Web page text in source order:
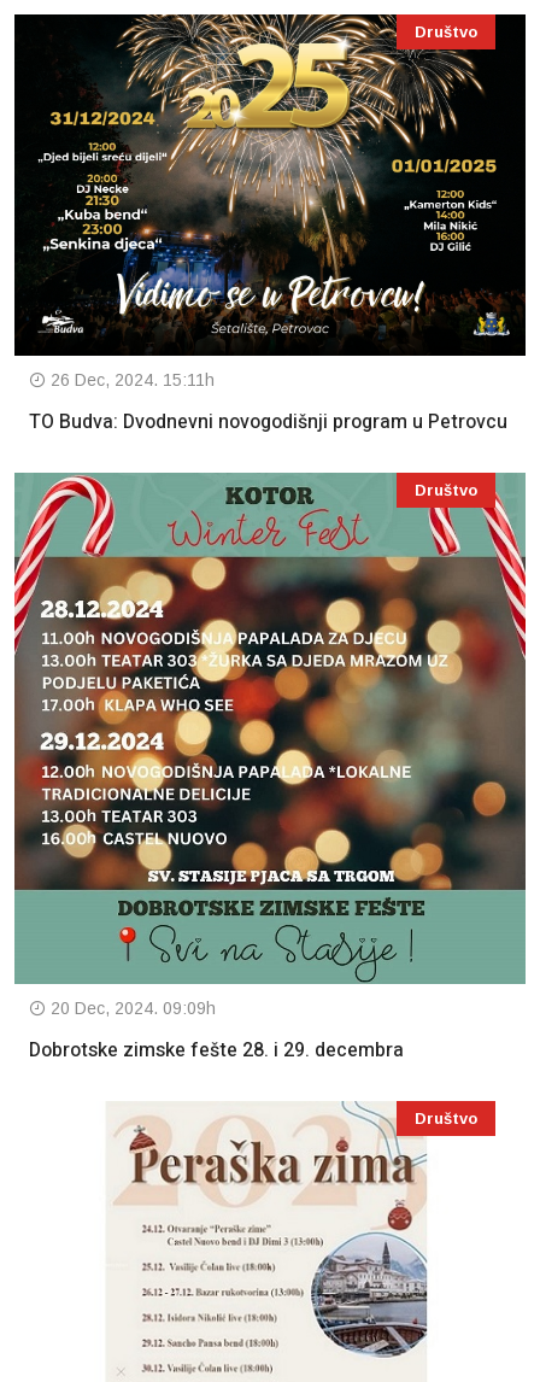
Društvo
26 Dec, 2024. 15:11h
TO Budva: Dvodnevni novogodišnji program u Petrovcu
Društvo
20 Dec, 2024. 09:09h
Dobrotske zimske fešte 28. i 29. decembra
Društvo